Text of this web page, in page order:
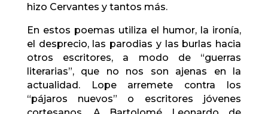
hizo Cervantes y tantos más.
En estos poemas utiliza el humor, la ironía,
el desprecio, las parodias y las burlas hacia
otros escritores, a modo de “guerras
literarias”, que no nos son ajenas en la
actualidad. Lope arremete contra los
“pájaros nuevos” o escritores jóvenes